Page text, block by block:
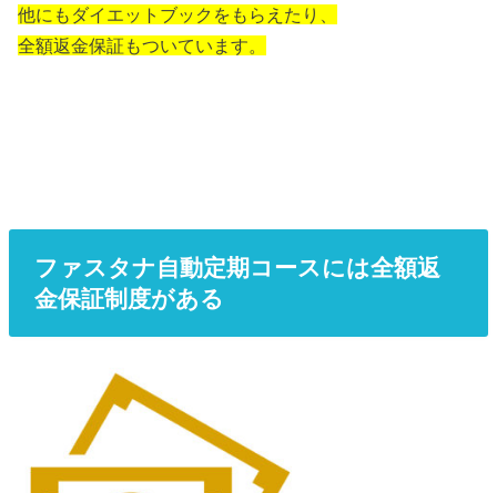
他にもダイエットブックをもらえたり、
全額返金保証もついています。
ファスタナ自動定期コースには全額返
金保証制度がある